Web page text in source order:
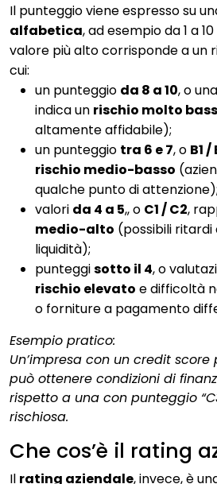
Il punteggio viene espresso su
alfabetica, ad esempio da 1 a
valore più alto corrisponde a un
cui:
un punteggio da 8 a 10, o
indica un rischio molto
altamente affidabile);
un punteggio tra 6 e 7, o B1 /
rischio medio-basso
qualche punto di attenzione);
valori da 4 a 5,, o C1 / C2,
medio-alto (possibili
liquidità);
punteggisotto il 4, o
rischio elevato e difficoltà
o forniture a pagamento
Esempio pratico:
Un’impresa con un credit score
può ottenere condizioni di
rispetto a una con punteggio
rischiosa.
Che cos’è il rating
Il rating aziendale, invece, è